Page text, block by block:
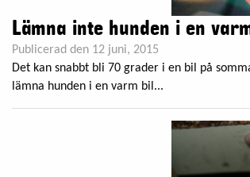
Lämna inte hunden i en
Publicerad den 12 juni, 2015
Det kan snabbt bli 70 grader i en bil på
lämna hunden i en varm bil...